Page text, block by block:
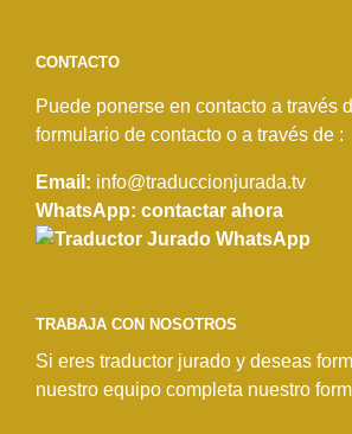
CONTACTO
Puede ponerse en contacto a través
formulario de contacto o a través de :
Email: info@traduccionjurada.tv
WhatsApp: contactar ahora
TRABAJA CON NOSOTROS
Si eres traductor jurado y deseas
nuestro equipo completa nuestro